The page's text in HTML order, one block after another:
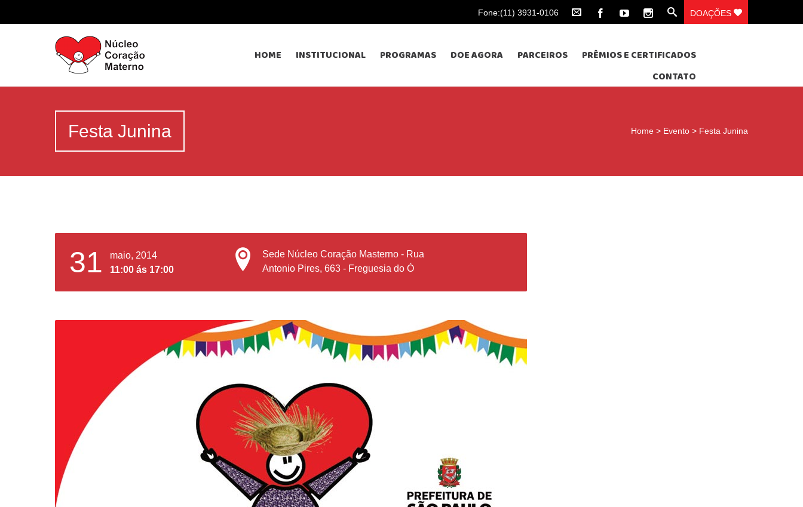
Fone:(11) 3931-0106 DOAÇÕES
HOME INSTITUCIONAL PROGRAMAS DOE AGORA PARCEIROS
PRÊMIOS E CERTIFICADOS
CONTATO
Festa Junina Home > Evento > Festa Junina
31
maio, 2014
11:00 ás 17:00
Sede Núcleo Coração Masterno - Rua
Antonio Pires, 663 - Freguesia do Ó